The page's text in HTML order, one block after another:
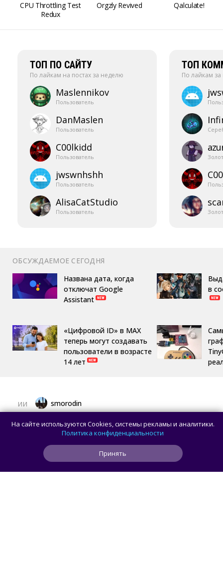
CPU Throttling Test
Redux
Orgzly Revived Qalculate!
ТОП ПО САЙТУ
По лайкам на постах за неделю
Maslennikov
Пользователь
DanMaslen
Пользователь
C00lkidd
Пользователь
jwswnhshh
Пользователь
AlisaCatStudio
Пользователь
ТОП
По лайкам
ОБСУЖДАЕМОЕ СЕГОДНЯ
Названа дата, когда
отключат Google
Assistant
«Цифровой ID» в MAX
теперь могут создавать
пользователи в возрасте
14 лет
в
ИИ smorodin
Рекламу в ChatGPT чаще видят
пользователи с более низким уровнем
дохода — исследование
На сайте используются Cookies, системы рекламы и аналитики.
Политика конфиденциальности
Принять